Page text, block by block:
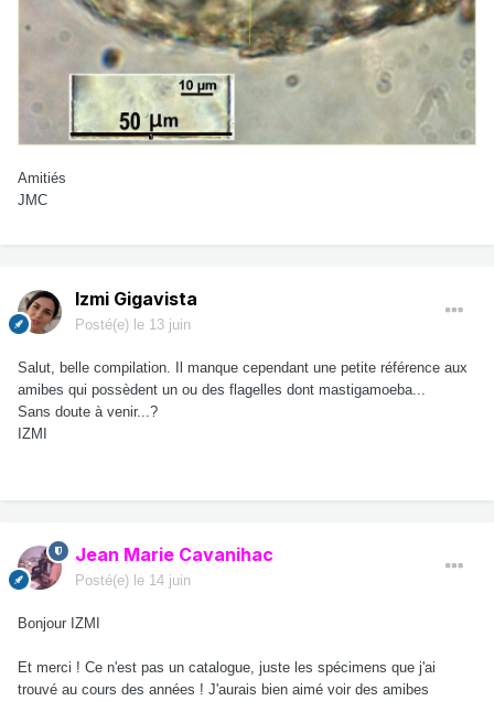
Amitiés
JMC
Izmi Gigavista
Posté(e) le 13 juin
Salut, belle compilation. Il manque cependant une petite référence aux
amibes qui possèdent un ou des flagelles dont mastigamoeba...
Sans doute à venir...?
IZMI
Jean Marie Cavanihac
Posté(e) le 14 juin
Bonjour IZMI
Et merci ! Ce n'est pas un catalogue, juste les spécimens que j'ai
trouvé au cours des années ! J'aurais bien aimé voir des amibes